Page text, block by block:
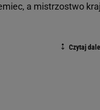
a mistrzostwo